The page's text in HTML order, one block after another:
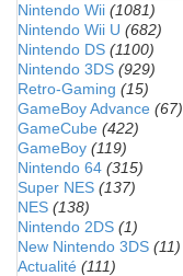
Nintendo Wii (1081)
Nintendo Wii U (682)
Nintendo DS (1100)
Nintendo 3DS (929)
Retro-Gaming (15)
GameBoy Advance (67)
GameCube (422)
GameBoy (119)
Nintendo 64 (315)
Super NES (137)
NES (138)
Nintendo 2DS (1)
New Nintendo 3DS (11)
Actualité (111)